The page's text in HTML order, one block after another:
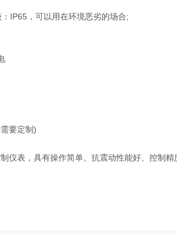
IP65，可以用在环境恶劣的场合;
要定制)
表，具有操作简单、抗震动性能好、控制精